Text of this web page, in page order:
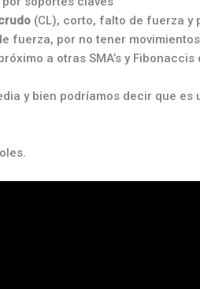
(CL), corto, falto de fuerza y
fuerza, por no tener
a otras SMA’s y
y bien podríamos decir que